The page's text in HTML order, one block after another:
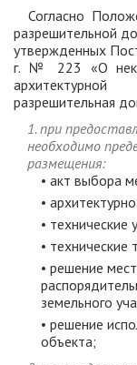
Согласно
разрешительной
утвержденных
г. № 223 «О
разрешительная
1. при
необходимо
размещения:
• акт выбора
•
• технические
• технические
• решение
земельного
• решение
объекта;